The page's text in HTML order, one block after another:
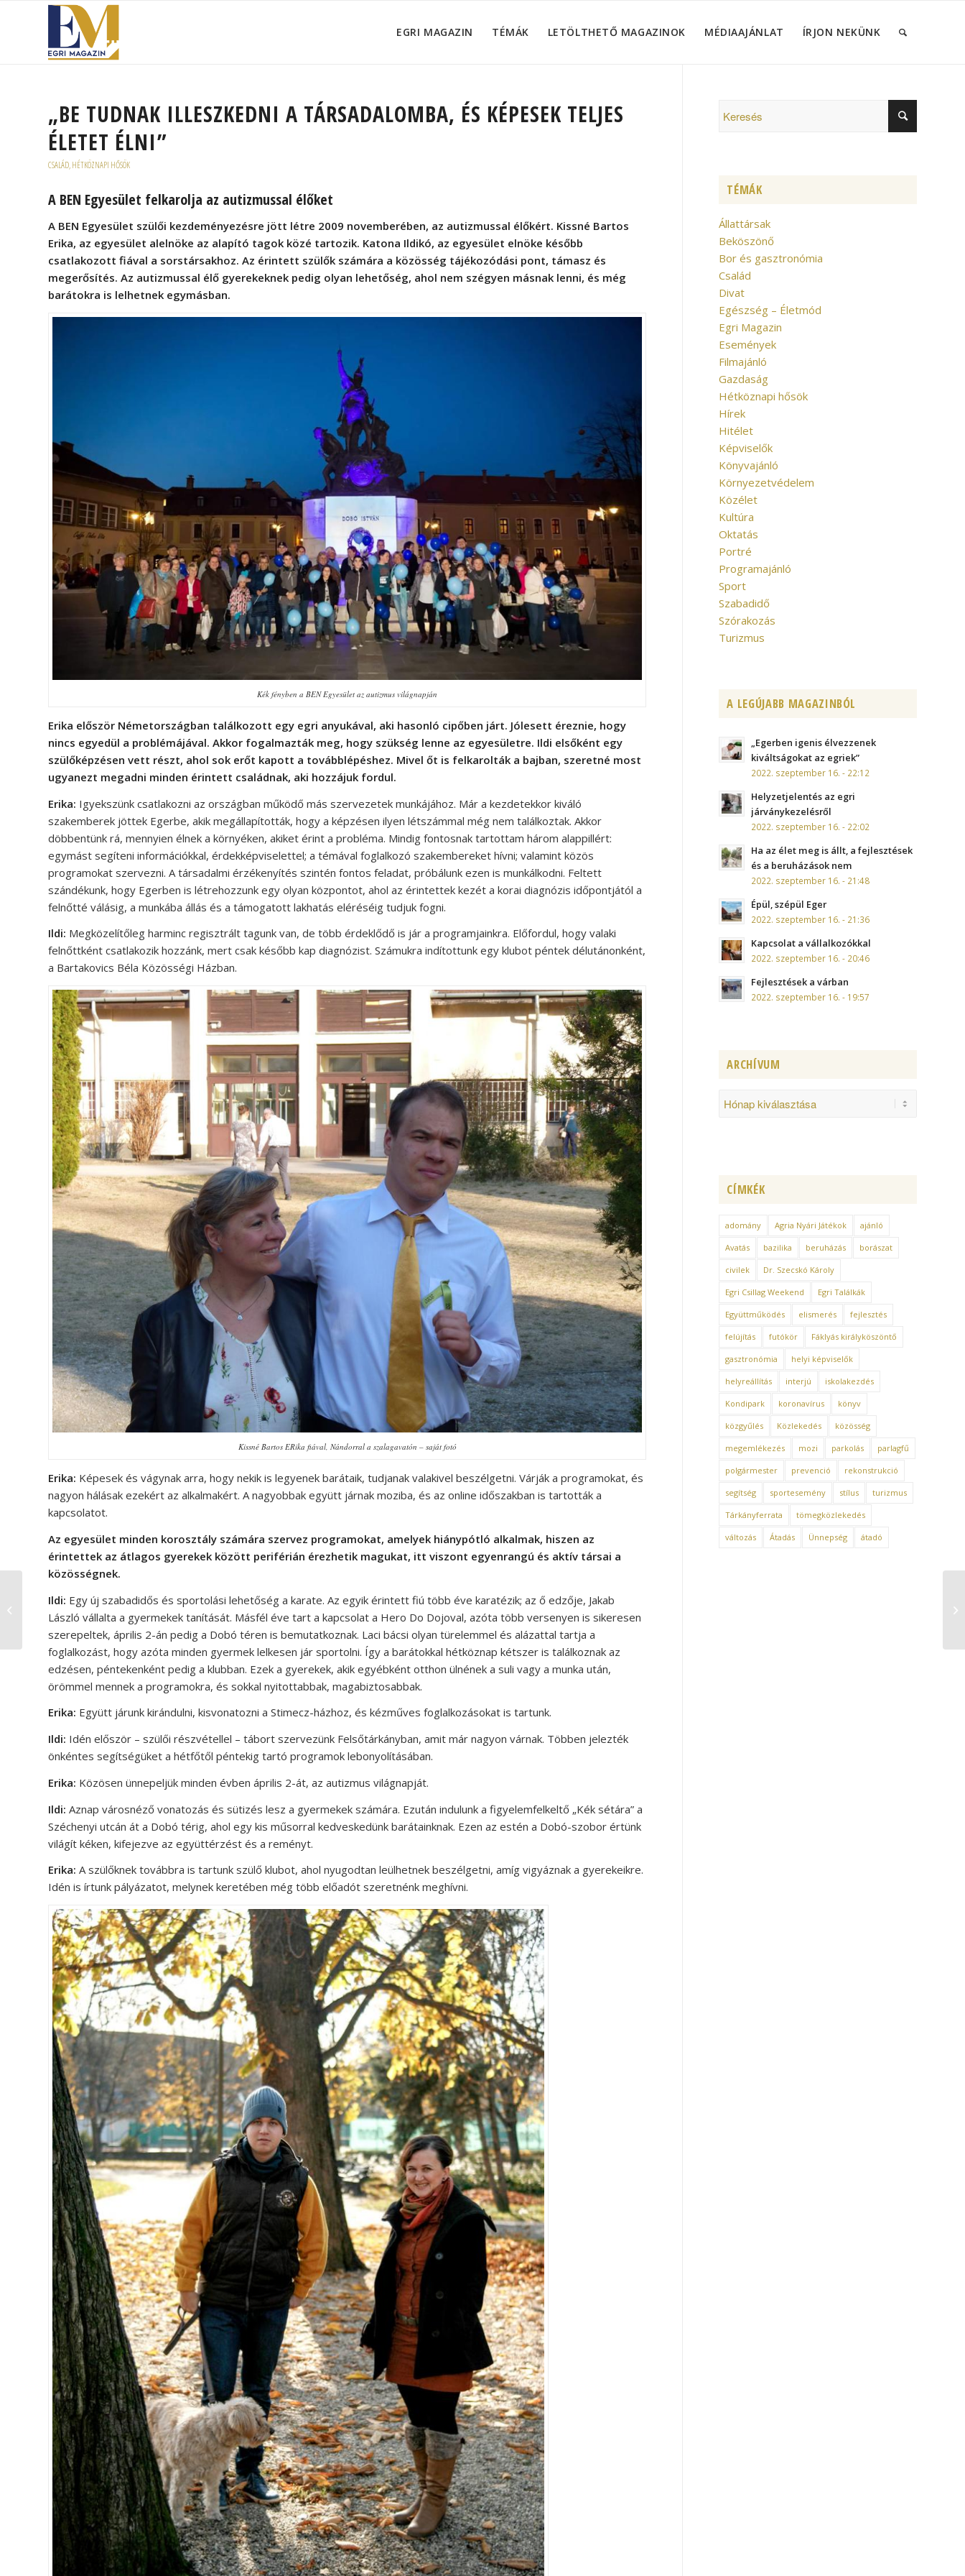
EGRI MAGAZIN TÉMÁK LETÖLTHETŐ MAGAZINOK MÉDIAAJÁNLAT ÍRJON NEKÜNK
„BE TUDNAK ILLESZKEDNI A TÁRSADALOMBA, ÉS KÉPESEK TELJES
ÉLETET ÉLNI”
CSALÁD,HÉTKÖZNAPI HŐSÖK
A BEN Egyesület felkarolja az autizmussal élőket
A BEN Egyesület szülői kezdeményezésre jött létre 2009 novemberében, az autizmussal élőkért. Kissné Bartos
Erika, az egyesület alelnöke az alapító tagok közé tartozik. Katona Ildikó, az egyesület elnöke később
csatlakozott fiával a sorstársakhoz. Az érintett szülők számára a közösség tájékozódási pont, támasz és
megerősítés. Az autizmussal élő gyerekeknek pedig olyan lehetőség, ahol nem szégyen másnak lenni, és még
barátokra is lelhetnek egymásban.
Kék fényben a BEN Egyesület az autizmus világnapján
Erika először Németországban találkozott egy egri anyukával, aki hasonló cipőben járt. Jólesett éreznie, hogy
nincs egyedül a problémájával. Akkor fogalmazták meg, hogy szükség lenne az egyesületre. Ildi elsőként egy
szülőképzésen vett részt, ahol sok erőt kapott a továbblépéshez. Mivel őt is felkarolták a bajban, szeretné most
ugyanezt megadni minden érintett családnak, aki hozzájuk fordul.
Erika: Igyekszünk csatlakozni az országban működő más szervezetek munkájához. Már a kezdetekkor kiváló
szakemberek jöttek Egerbe, akik megállapították, hogy a képzésen ilyen létszámmal még nem találkoztak. Akkor
döbbentünk rá, mennyien élnek a környéken, akiket érint a probléma. Mindig fontosnak tartottam három alappillért:
egymást segíteni információkkal, érdekképviselettel; a témával foglalkozó szakembereket hívni; valamint közös
programokat szervezni. A társadalmi érzékenyítés szintén fontos feladat, próbálunk ezen is munkálkodni. Feltett
szándékunk, hogy Egerben is létrehozzunk egy olyan központot, ahol az érintettek kezét a korai diagnózis időpontjától a
felnőtté válásig, a munkába állás és a támogatott lakhatás eléréséig tudjuk fogni.
Ildi: Megközelítőleg harminc regisztrált tagunk van, de több érdeklődő is jár a programjainkra. Előfordul, hogy valaki
felnőttként csatlakozik hozzánk, mert csak később kap diagnózist. Számukra indítottunk egy klubot péntek délutánonként,
a Bartakovics Béla Közösségi Házban.
Kissné Bartos ERika fiával, Nándorral a szalagavatón – saját fotó
Erika: Képesek és vágynak arra, hogy nekik is legyenek barátaik, tudjanak valakivel beszélgetni. Várják a programokat, és
nagyon hálásak ezekért az alkalmakért. A nagyobbak együtt járnak moziba, és az online időszakban is tartották a
kapcsolatot.
Az egyesület minden korosztály számára szervez programokat, amelyek hiánypótló alkalmak, hiszen az
érintettek az átlagos gyerekek között periférián érezhetik magukat, itt viszont egyenrangú és aktív társai a
közösségnek.
Ildi: Egy új szabadidős és sportolási lehetőség a karate. Az egyik érintett fiú több éve karatézik; az ő edzője, Jakab
László vállalta a gyermekek tanítását. Másfél éve tart a kapcsolat a Hero Do Dojoval, azóta több versenyen is sikeresen
szerepeltek, április 2-án pedig a Dobó téren is bemutatkoznak. Laci bácsi olyan türelemmel és alázattal tartja a
foglalkozást, hogy azóta minden gyermek lelkesen jár sportolni. Így a barátokkal hétköznap kétszer is találkoznak az
edzésen, péntekenként pedig a klubban. Ezek a gyerekek, akik egyébként otthon ülnének a suli vagy a munka után,
örömmel mennek a programokra, és sokkal nyitottabbak, magabiztosabbak.
Erika: Együtt járunk kirándulni, kisvonatozni a Stimecz-házhoz, és kézműves foglalkozásokat is tartunk.
Ildi: Idén először – szülői részvétellel – tábort szervezünk Felsőtárkányban, amit már nagyon várnak. Többen jelezték
önkéntes segítségüket a hétfőtől péntekig tartó programok lebonyolításában.
Erika: Közösen ünnepeljük minden évben április 2-át, az autizmus világnapját.
Ildi: Aznap városnéző vonatozás és sütizés lesz a gyermekek számára. Ezután indulunk a figyelemfelkeltő „Kék sétára” a
Széchenyi utcán át a Dobó térig, ahol egy kis műsorral kedveskedünk barátainknak. Ezen az estén a Dobó-szobor értünk
világít kéken, kifejezve az együttérzést és a reményt.
Erika: A szülőknek továbbra is tartunk szülő klubot, ahol nyugodtan leülhetnek beszélgetni, amíg vigyáznak a gyerekeikre.
Idén is írtunk pályázatot, melynek keretében még több előadót szeretnénk meghívni.
TÉMÁK
Állattársak
Beköszönő
Bor és gasztronómia
Család
Divat
Egészség – Életmód
Egri Magazin
Események
Filmajánló
Gazdaság
Hétköznapi hősök
Hírek
Hitélet
Képviselők
Könyvajánló
Környezetvédelem
Közélet
Kultúra
Oktatás
Portré
Programajánló
Sport
Szabadidő
Szórakozás
Turizmus
A LEGÚJABB MAGAZINBÓL
„Egerben igenis élvezzenek
kiváltságokat az egriek”
2022. szeptember 16. - 22:12
Helyzetjelentés az egri
járványkezelésről
2022. szeptember 16. - 22:02
Ha az élet meg is állt, a fejlesztések
és a beruházások nem
2022. szeptember 16. - 21:48
Épül, szépül Eger
2022. szeptember 16. - 21:36
Kapcsolat a vállalkozókkal
2022. szeptember 16. - 20:46
Fejlesztések a várban
2022. szeptember 16. - 19:57
ARCHÍVUM
CÍMKÉK
adomány Agria Nyári Játékok ajánló
Avatás bazilika beruházás borászat
civilek Dr. Szecskó Károly
Egri Csillag Weekend Egri Találkák
Együttműködés elismerés fejlesztés
felújítás futókör Fáklyás királyköszöntő
gasztronómia helyi képviselők
helyreállítás interjú iskolakezdés
Kondipark koronavírus könyv
közgyűlés Közlekedés közösség
megemlékezés mozi parkolás parlagfű
polgármester prevenció rekonstrukció
segítség sportesemény stílus turizmus
Tárkányferrata tömegközlekedés
változás Átadás Ünnepség átadó
„Azért dolgozunk, hogy
segítsünk”